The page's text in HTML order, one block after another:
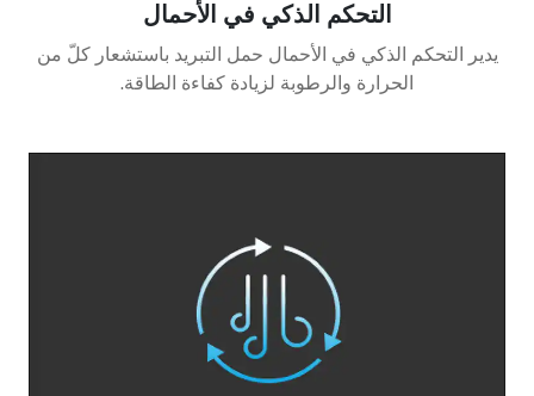
التحكم الذكي في الأحمال
يدير التحكم الذكي في الأحمال حمل التبريد باستشعار كلّ من
الحرارة والرطوبة لزيادة كفاءة الطاقة.